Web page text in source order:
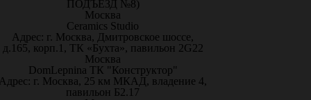
ПОДЪЕЗД №8)
Москва
Ceramics Studio
Адрес: г. Москва, Дмитровское шоссе,
д.165, корп.1, ТК «Бухта», павильон 2G22
Москва
DomLepnina ТК "Конструктор"
г. Москва, 25 км МКАД, владение 4,
павильон Б2.17